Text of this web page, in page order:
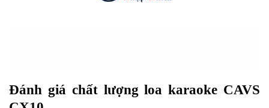
Đánh giá chất lượng loa karaoke CAVS